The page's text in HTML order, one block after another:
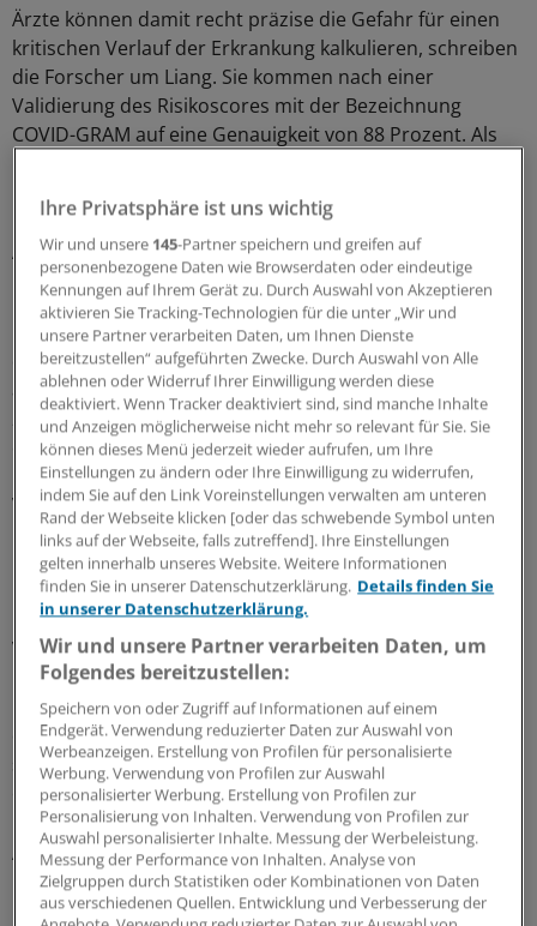
Ärzte können damit recht präzise die Gefahr für einen
kritischen Verlauf der Erkrankung kalkulieren, schreiben
die Forscher um Liang. Sie kommen nach einer
Validierung des Risikoscores mit der Bezeichnung
COVID-GRAM auf eine Genauigkeit von 88 Prozent. Als
Analyse von 72 unterschiedlichen Variablen
Das Team um Liang hat zunächst elektronische
Patientendaten zu 1590 COVID-19-Patienten analysiert,
die in China in über 500 Kliniken bis Ende Januar
aufgrund einer nachgewiesenen Infektion mit SARS-CoV-
2 behandelt worden waren. Davon entwickelten 131
einen kritischen Verlauf (8,2 Prozent), 51 starben (3,2
Prozent). Im Schnitt waren die Patienten 50 Jahre alt, ein
Viertel hatte mindestens eine Begleiterkrankung wie
Hypertonie, Diabetes oder KHK, 57 Prozent waren
Männer.
Die Ärzte um Liang analysierten nun 72 unterschiedliche
Variablen aus den Patientenakten mittels eines
mathematischen Modells und fanden schließlich 19, die
mit einem schweren Verlauf assoziiert waren. Nur zehn
davon gingen jedoch unabhängig voneinander und
statistisch signifikant mit einer kritischen Erkrankung
einher.
AUC-Wert von 88 Prozent
Dies waren ein auffälliger Röntgenbefund der Lunge,
Ihre Privatsphäre ist uns wichtig
Wir und unsere 145-Partner speichern und greifen auf
personenbezogene Daten wie Browserdaten oder eindeutige
Kennungen auf Ihrem Gerät zu. Durch Auswahl von Akzeptieren
aktivieren Sie Tracking-Technologien für die unter „Wir und
unsere Partner verarbeiten Daten, um Ihnen Dienste
bereitzustellen“ aufgeführten Zwecke. Durch Auswahl von Alle
ablehnen oder Widerruf Ihrer Einwilligung werden diese
deaktiviert. Wenn Tracker deaktiviert sind, sind manche Inhalte
und Anzeigen möglicherweise nicht mehr so relevant für Sie. Sie
können dieses Menü jederzeit wieder aufrufen, um Ihre
Einstellungen zu ändern oder Ihre Einwilligung zu widerrufen,
indem Sie auf den Link Voreinstellungen verwalten am unteren
Rand der Webseite klicken [oder das schwebende Symbol unten
links auf der Webseite, falls zutreffend]. Ihre Einstellungen
gelten innerhalb unseres Website. Weitere Informationen
finden Sie in unserer Datenschutzerklärung. Details finden Sie
in unserer Datenschutzerklärung.
Wir und unsere Partner verarbeiten Daten, um
Folgendes bereitzustellen:
Speichern von oder Zugriff auf Informationen auf einem
Endgerät. Verwendung reduzierter Daten zur Auswahl von
Werbeanzeigen. Erstellung von Profilen für personalisierte
Werbung. Verwendung von Profilen zur Auswahl
personalisierter Werbung. Erstellung von Profilen zur
Personalisierung von Inhalten. Verwendung von Profilen zur
Auswahl personalisierter Inhalte. Messung der Werbeleistung.
Messung der Performance von Inhalten. Analyse von
Zielgruppen durch Statistiken oder Kombinationen von Daten
aus verschiedenen Quellen. Entwicklung und Verbesserung der